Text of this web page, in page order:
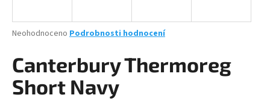
Průměrné
produktu
je
0,0
z
Neohodnoceno Podrobnosti hodnocení
Canterbury Thermoreg
Short Navy
j
t
?